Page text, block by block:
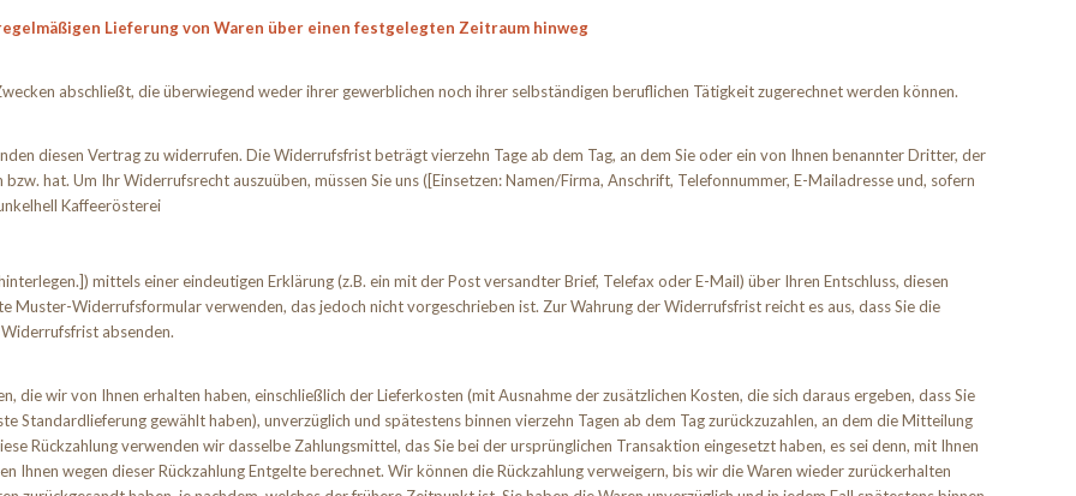
Lieferung von Waren über einen festgelegten Zeitraum hinweg
abschließt, die überwiegend weder ihrer gewerblichen noch ihrer selbständigen beruflichen Tätigkeit zugerechnet werden können.
diesen Vertrag zu widerrufen. Die Widerrufsfrist beträgt vierzehn Tage ab dem Tag, an dem Sie oder ein von Ihnen benannter Dritter, der
hat. Um Ihr Widerrufsrecht auszuüben, müssen Sie uns ([Einsetzen: Namen/Firma, Anschrift, Telefonnummer, E-Mailadresse und, sofern
Kaffeerösterei
mittels einer eindeutigen Erklärung (z.B. ein mit der Post versandter Brief, Telefax oder E-Mail) über Ihren Entschluss, diesen
Muster-Widerrufsformular verwenden, das jedoch nicht vorgeschrieben ist. Zur Wahrung der Widerrufsfrist reicht es aus, dass Sie die
absenden.
die wir von Ihnen erhalten haben, einschließlich der Lieferkosten (mit Ausnahme der zusätzlichen Kosten, die sich daraus ergeben, dass Sie
Standardlieferung gewählt haben), unverzüglich und spätestens binnen vierzehn Tagen ab dem Tag zurückzuzahlen, an dem die Mitteilung
Rückzahlung verwenden wir dasselbe Zahlungsmittel, das Sie bei der ursprünglichen Transaktion eingesetzt haben, es sei denn, mit Ihnen
Ihnen wegen dieser Rückzahlung Entgelte berechnet. Wir können die Rückzahlung verweigern, bis wir die Waren wieder zurückerhalten